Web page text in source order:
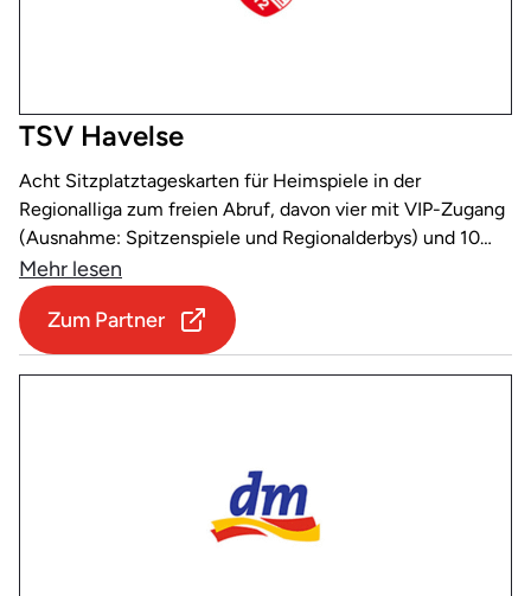
TSV Havelse
Acht Sitzplatztageskarten für Heimspiele in der
Regionalliga zum freien Abruf, davon vier mit VIP-Zugang
(Ausnahme: Spitzenspiele und Regionalderbys) und 10
Prozent Rabatt auf den regulären Kartenpreis
Mehr lesen
Zum Partner